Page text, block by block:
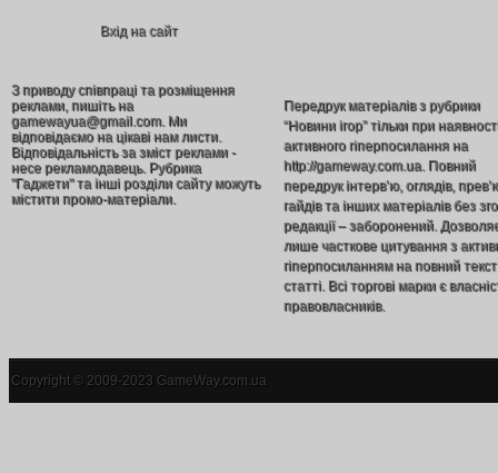
Вхід на сайт
З приводу співпраці та розміщення
реклами, пишіть на
gamewayua@gmail.com. Ми
відповідаємо на цікаві нам листи.
Відповідальність за зміст реклами -
несе рекламодавець. Рубрика
"Гаджети" та інші розділи сайту можуть
містити промо-матеріали.
Передрук матеріалів з рубрики
“Новини ігор” тільки при
активного гіперпосилання на
http://gameway.com.ua. Повний
передрук інтерв’ю, оглядів,
гайдів та інших матеріалів без
редакції – заборонений.
лише часткове цитування з
гіперпосиланням на повний текст
статті. Всі торгові марки є
правовласників.
Copyright © 2009-2023 GameWay.com.ua